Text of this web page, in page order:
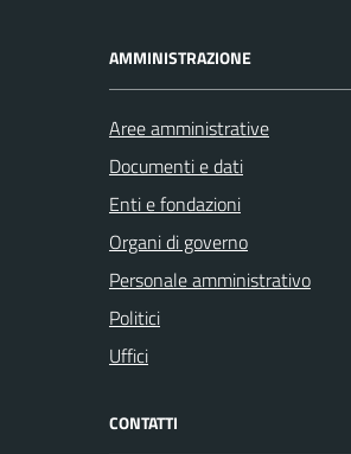
AMMINISTRAZIONE
Aree amministrative
Documenti e dati
Enti e fondazioni
Organi di governo
Personale amministrativo
Politici
Uffici
CONTATTI